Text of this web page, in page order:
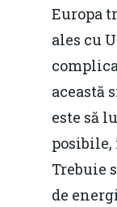
Europa
ales cu
această
este să
posibile,
Trebuie
de